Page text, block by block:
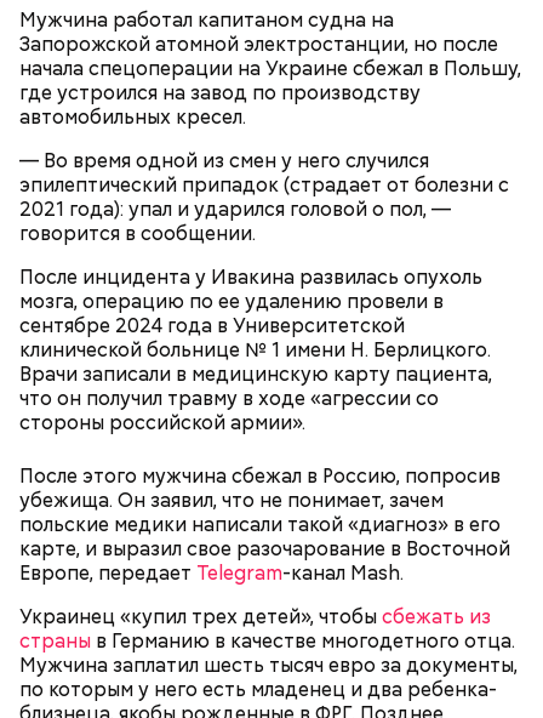
Мужчина работал капитаном судна на
Запорожской атомной электростанции, но после
начала спецоперации на Украине сбежал в Польшу,
где устроился на завод по производству
автомобильных кресел.
— Во время одной из смен у него случился
эпилептический припадок (страдает от болезни с
2021 года): упал и ударился головой о пол, —
говорится в сообщении.
После инцидента у Ивакина развилась опухоль
мозга, операцию по ее удалению провели в
сентябре 2024 года в Университетской
клинической больнице № 1 имени Н. Берлицкого.
Врачи записали в медицинскую карту пациента,
что он получил травму в ходе «агрессии со
стороны российской армии».
После этого мужчина сбежал в Россию, попросив
убежища. Он заявил, что не понимает, зачем
польские медики написали такой «диагноз» в его
карте, и выразил свое разочарование в Восточной
Европе, передает Telegram-канал Mash.
Украинец «купил трех детей», чтобысбежать из
страны в Германию в качестве многодетного отца.
Мужчина заплатил шесть тысяч евро за документы,
по которым у него есть младенец и два ребенка-
Атака хищника: ихтиолог
объяснил, почему акулы
нападают на человека
Особенно опасно контактировать с водой, если вы
оказались в открытом море и получили порез или
ранку. Акула чувствует даже небольшое
количество крови на расстоянии до полутора
— Хищник чувствует кровь, разведенную в
морской воде в пропорции один к миллиону, —
пояснил собеседник «ВМ».
Экскурсовод отметил, что в заповеднике нет
могильников, техники и мертвых городов,
притягивающих сталкеров, как в украинской
Припяти. А на пожарную вышку, откуда можно
увидеть территорию чернобыльской станции,
подниматься запрещено. Зато есть выселенные
деревни — местный эксклюзив.
— Таких деревень много, их 95 в заповеднике. Это
вообще отдельный объект исследования, —
заметил он.
Свое несогласие с предыдущим спикером в личном
высказал председатель Всероссийского общества
охраны природы Элмурод Расулмухамедов.
Эксперт предположил, что любая информация,
напоминающая о проблемах экологии и ядерной
— Почему-то все говорят о заговорах, забывая о
том, что проект этот более 70 лет назад был создан
лишь из гуманных побуждений. 1947 год — период,
когда мир приходил в себя после мировых войн,
страшных кровопролитных противостояний. И в
качестве напоминания о том, что ядерные
столкновения могут закончиться полным
уничтожением всего живого, были запущены эти
часы. И что бы сейчас ни говорили, они очень четко
и своевременно «реагировали» на актуальные
проблемы. Если даже у адептов этой концепции
есть коммерческие амбиции — это их право.
Главное, что они заставляют людей задуматься над
своим будущим и будущим человечества.
Также специалист отметил, что часы Судного дня
помогают больше людей привлечь к проблемам
глобального потепления, климатических изменений
и природных последствий войн.